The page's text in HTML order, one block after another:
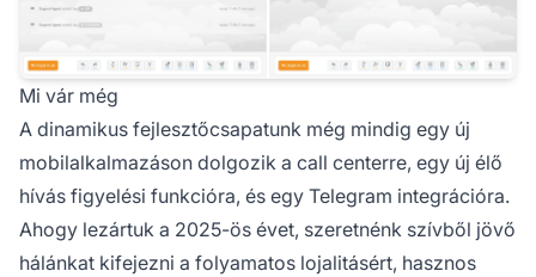
Mi vár még
A dinamikus fejlesztőcsapatunk még mindig egy új
mobilalkalmazáson dolgozik a call centerre, egy új élő
hívás figyelési funkcióra, és egy Telegram integrációra.
Ahogy lezártuk a 2025-ös évet, szeretnénk szívből jövő
hálánkat kifejezni a folyamatos lojalitásért, hasznos